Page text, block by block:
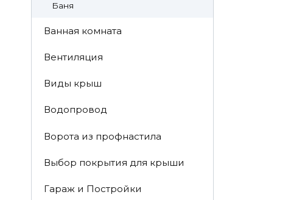
Баня
Ванная комната
Вентиляция
Виды крыш
Водопровод
Ворота из профнастила
Выбор покрытия для крыши
Гараж и Постройки